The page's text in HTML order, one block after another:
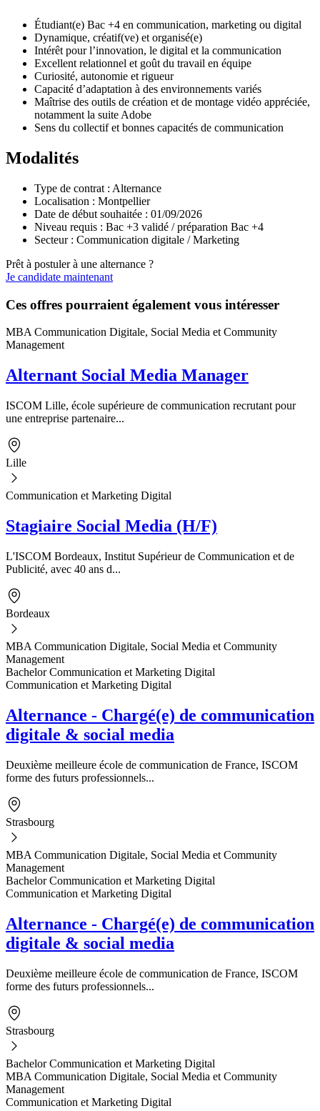
Étudiant(e) Bac +4 en communication, marketing ou digital
Dynamique, créatif(ve) et organisé(e)
Intérêt pour l’innovation, le digital et la communication
Excellent relationnel et goût du travail en équipe
Curiosité, autonomie et rigueur
Capacité d’adaptation à des environnements variés
Maîtrise des outils de création et de montage vidéo appréciée,
notamment la suite Adobe
Sens du collectif et bonnes capacités de communication
Modalités
Type de contrat : Alternance
Localisation : Montpellier
Date de début souhaitée : 01/09/2026
Niveau requis : Bac +3 validé / préparation Bac +4
Secteur : Communication digitale / Marketing
Prêt à postuler à une alternance ?
Je candidate maintenant
Ces offres pourraient également vous intéresser
MBA Communication Digitale, Social Media et Community
Management
Alternant Social Media Manager
ISCOM Lille, école supérieure de communication recrutant pour
une entreprise partenaire...
Lille
Communication et Marketing Digital
Stagiaire Social Media (H/F)
L'ISCOM Bordeaux, Institut Supérieur de Communication et de
Publicité, avec 40 ans d...
Bordeaux
MBA Communication Digitale, Social Media et Community
Management
Bachelor Communication et Marketing Digital
Communication et Marketing Digital
Alternance - Chargé(e) de communication
digitale & social media
Deuxième meilleure école de communication de France, ISCOM
forme des futurs professionnels...
Strasbourg
MBA Communication Digitale, Social Media et Community
Management
Bachelor Communication et Marketing Digital
Communication et Marketing Digital
Alternance - Chargé(e) de communication
digitale & social media
Deuxième meilleure école de communication de France, ISCOM
forme des futurs professionnels...
Strasbourg
Bachelor Communication et Marketing Digital
MBA Communication Digitale, Social Media et Community
Management
Communication et Marketing Digital